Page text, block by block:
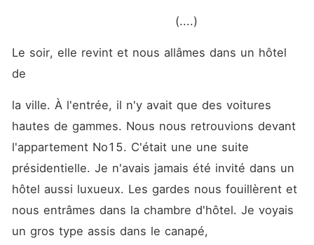
                                       (....)
Le soir, elle revint et nous allâmes dans un hôtel
de
la ville. À l'entrée, il n'y avait que des voitures
hautes de gammes. Nous nous retrouvions devant
l'appartement No15. C'était une une suite
présidentielle. Je n'avais jamais été invité dans un
hôtel aussi luxueux. Les gardes nous fouillèrent et
nous entrâmes dans la chambre d'hôtel. Je voyais
un gros type assis dans le canapé,